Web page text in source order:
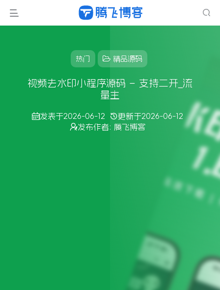
热门 精品源码
视频去水印小程序源码 – 支持二开_流
量主
发表于2026-06-12 更新于2026-06-12
发布作者: 腾飞博客